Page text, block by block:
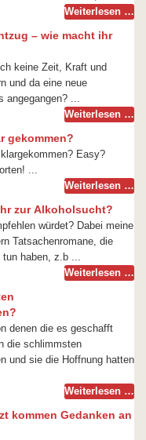
Weiterlesen …
– wie macht ihr
keine Zeit, Kraft und
und da eine neue
...
Weiterlesen …
gekommen?
Easy?
...
Weiterlesen …
zur Alkoholsucht?
würdet? Dabei meine
Tatsachenromane, die
haben, z.b ...
Weiterlesen …
denen die es geschafft
die schlimmsten
und sie die Hoffnung hatten
Weiterlesen …
kommen Gedanken an